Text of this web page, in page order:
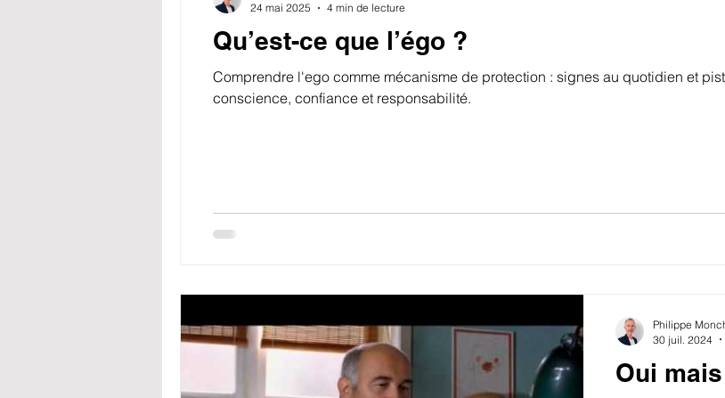
Qu’est-ce que l’égo ?
Comprendre l'ego comme mécanisme de protection : signes au quotidien et
conscience, confiance et responsabilité.
24 mai 2025
4 min de lecture
Oui
Philippe
30 juil. 2024